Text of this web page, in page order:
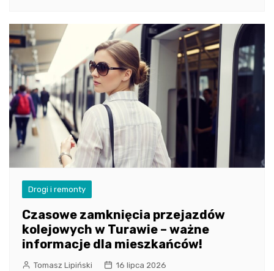
Drogi i remonty
Czasowe zamknięcia przejazdów
kolejowych w Turawie – ważne
informacje dla mieszkańców!
Tomasz Lipiński 16 lipca 2026